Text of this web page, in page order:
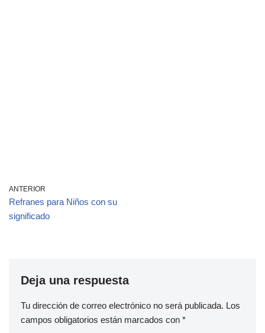
ANTERIOR
Refranes para Niños con su
significado
Deja una respuesta
Tu dirección de correo electrónico no será publicada. Los
campos obligatorios están marcados con *